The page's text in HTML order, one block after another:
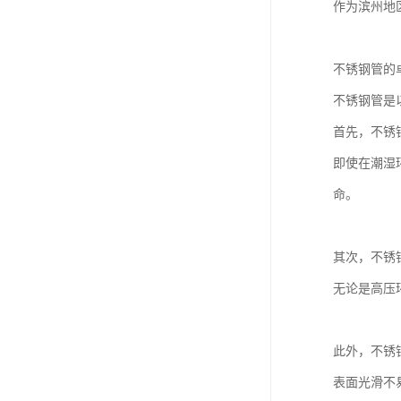
作为滨州地
不锈钢管的
不锈钢管是
首先，不锈
即使在潮湿
命。
其次，不锈
无论是高压
此外，不锈
表面光滑不